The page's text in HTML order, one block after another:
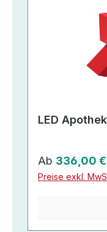
LED
Regulärer
Ab 336,00 €
Preise exkl.